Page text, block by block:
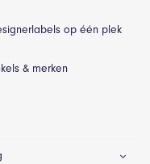
op één plek
& merken